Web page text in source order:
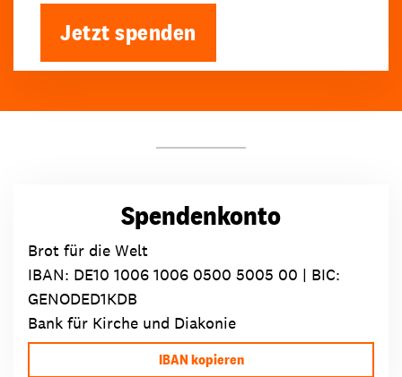
Jetzt spenden
Spendenkonto
Brot für die Welt
IBAN: DE10 1006 1006 0500 5005 00 | BIC:
GENODED1KDB
Bank für Kirche und Diakonie
IBAN kopieren